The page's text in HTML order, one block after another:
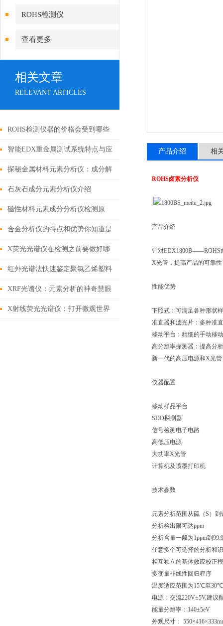
ROHS检测仪
查看更多
相关文章
RELEVANT ARTICLES
ROHS检测仪器的价格会受到哪些
因素的影响
智能EDX重金属测试系统特点与应
用
探秘金属材料元素分析仪：成分解
析与工业质量控制的核心枢纽
石灰石成分元素分析仪介绍
磁性材料元素成分分析仪检测原
理、样品前处理与全场景应用解析
合金分析仪的特点和优势你知道是
哪些吗？
X荧光光谱仪在检测之前要做好哪
些事项呢？
红外光谱法快速鉴定聚氯乙烯塑料
中增塑剂邻苯二甲酸酯
XRF光谱仪：元素分析的神奇慧眼
X射线荧光光谱仪：打开微观世界
产品介绍 相
ROHS卤素分析仪
产品介绍
针对EDX1800B——ROHS
X光管，提高产品的可靠
性能优势
下照式：可满足各种形状
准直器和滤光片：多种准
移动平台：精细的手动移
高分辨率探测器：提高分
新一代的高压电源和X光
仪器配置
移动样品平台
SDD探测器
信号检测电子电路
高低压电源
大功率X光管
计算机及喷墨打印机
技术参数
元素分析范围从硫（S ）到
分析检出限可达ppm
分析含量一般为1ppm到
任意多个可选择的分析和
相互独立的基体效应校正
多变量非线性回归程序
温度适应范围为15℃至30℃
电源：交流220V±5V,建议
能量分辨率： 140±5eV
外观尺寸： 550×416×